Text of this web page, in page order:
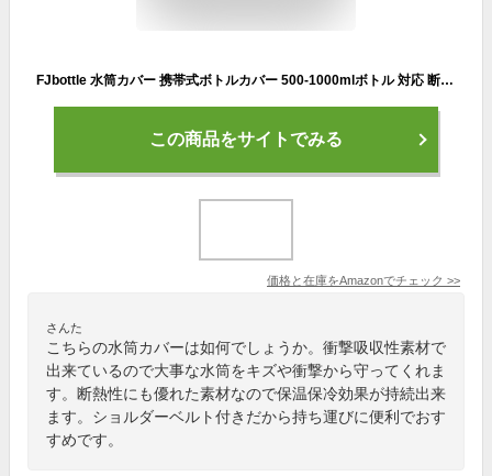
FJbottle 水筒カバー 携帯式ボトルカバー 500-1000mlボトル 対応 断熱 水筒ケース ボトルバッグ マイボトルポーチ ホルダー
この商品をサイトでみる
価格と在庫をAmazonでチェック >>
さんた
こちらの水筒カバーは如何でしょうか。衝撃吸収性素材で
出来ているので大事な水筒をキズや衝撃から守ってくれま
す。断熱性にも優れた素材なので保温保冷効果が持続出来
ます。ショルダーベルト付きだから持ち運びに便利でおす
すめです。